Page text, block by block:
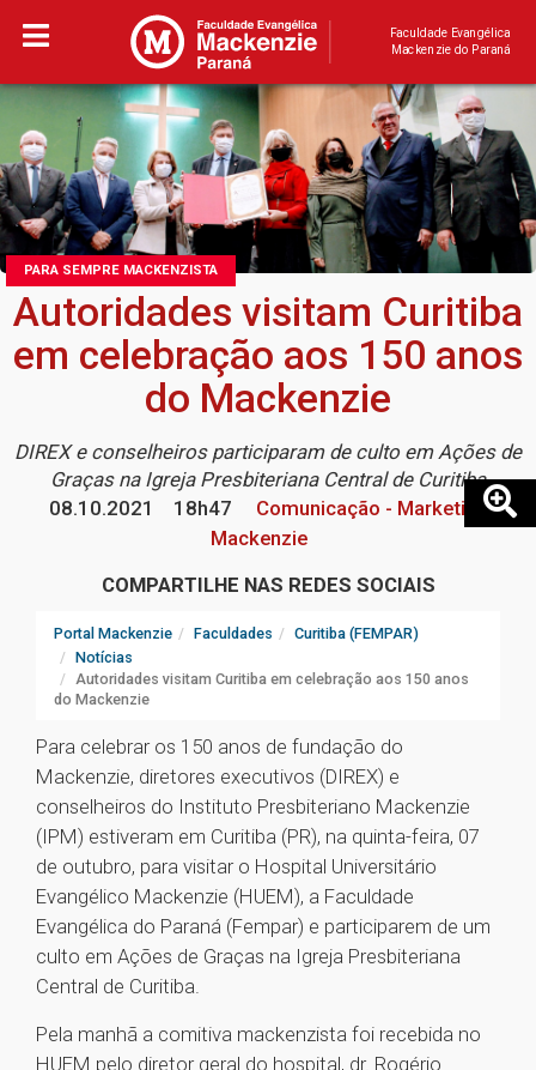
Faculdade Evangélica
Mackenzie do Paraná
PARA SEMPRE MACKENZISTA
Autoridades visitam Curitiba
em celebração aos 150 anos
do Mackenzie
DIREX e conselheiros participaram de culto em Ações de
Graças na Igreja Presbiteriana Central de Curitiba
08.10.2021
18h47
Comunicação - Marketing
Mackenzie
COMPARTILHE NAS REDES SOCIAIS
Portal Mackenzie Faculdades
Curitiba (FEMPAR)
Notícias
Autoridades visitam Curitiba em celebração aos 150 anos
do Mackenzie
Para celebrar os 150 anos de fundação do
Mackenzie, diretores executivos (DIREX) e
conselheiros do Instituto Presbiteriano Mackenzie
(IPM) estiveram em Curitiba (PR), na quinta-feira, 07
de outubro, para visitar o Hospital Universitário
Evangélico Mackenzie (HUEM), a Faculdade
Evangélica do Paraná (Fempar) e participarem de um
culto em Ações de Graças na Igreja Presbiteriana
Central de Curitiba.
Pela manhã a comitiva mackenzista foi recebida no
HUEM pelo diretor geral do hospital, dr. Rogério